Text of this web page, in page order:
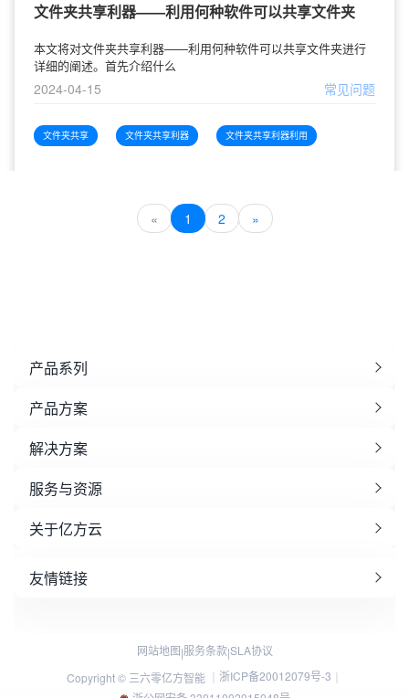
文件夹共享利器——利用何种软件可以共享文件夹
本文将对文件夹共享利器——利用何种软件可以共享文件夹进行
详细的阐述。首先介绍什么
2024-04-15 常见问题
文件夹共享 文件夹共享利器 文件夹共享利器利用
« 1 2 »
产品系列
产品方案
解决方案
服务与资源
关于亿方云
友情链接
网站地图|服务条款|SLA协议
Copyright © 三六零亿方智能 ｜ 浙ICP备20012079号-3 ｜